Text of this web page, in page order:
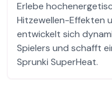
Erlebe
Hitzewellen-Effekten
entwickelt sich
Spielers und schafft
Sprunki SuperHeat.